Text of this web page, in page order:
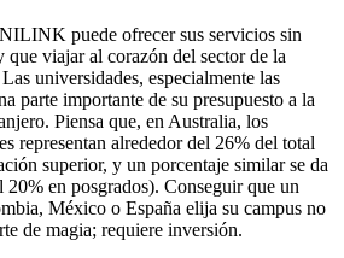
puede ofrecer sus servicios sin
que viajar al corazón del sector de la
universidades, especialmente las
parte importante de su presupuesto a la
Piensa que, en Australia, los
representan alrededor del 26% del total
superior, y un porcentaje similar se da
en posgrados). Conseguir que un
México o España elija su campus no
de magia; requiere inversión.